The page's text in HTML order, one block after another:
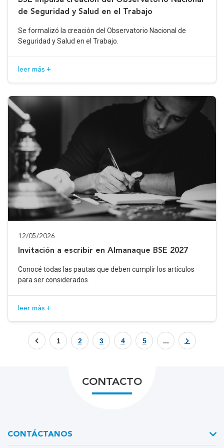
de Seguridad y Salud en el Trabajo
Se formalizó la creación del Observatorio Nacional de
Seguridad y Salud en el Trabajo.
leer más +
12/05/2026
Invitación a escribir en Almanaque BSE 2027
Conocé todas las pautas que deben cumplir los artículos
para ser considerados.
leer más +
1 2 3 4 5 ...
CONTACTO
CONTÁCTANOS